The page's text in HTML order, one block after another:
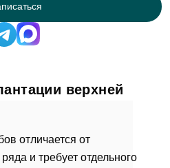
верхней
отличается от
и требует отдельного